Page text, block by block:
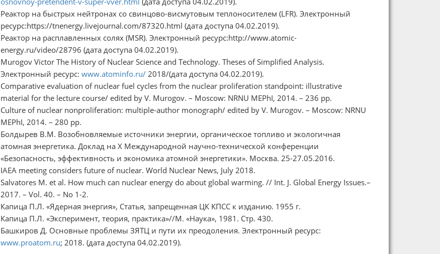
Реактор на быстрых нейтронах со свинцово-висмутовым теплоносителем (LFR). Электронный
ресурс:https://tnenergy.livejournal.com/87320.html (дата доступа 04.02.2019).
Реактор на расплавленных солях (MSR). Электронный ресурс:http://www.atomic-
energy.ru/video/28796 (дата доступа 04.02.2019).
Murogov Victor The History of Nuclear Science and Technology. Theses of Simplified Analysis.
Электронный ресурс: www.atominfo.ru/2018/(дата доступа 04.02.2019).
Comparative evaluation of nuclear fuel cycles from the nuclear proliferation standpoint: illustrative
material for the lecture course/ edited by V. Murogov. – Moscow: NRNU MEPhI, 2014. – 236 pp.
Culture оf nuclear nonproliferation: multiple-author monograph/ edited by V. Murogov. – Moscow: NRNU
MEPhI, 2014. – 280 pp.
Болдырев В.М. Возобновляемые источники энергии, органическое топливо и экологичная
атомная энергетика. Доклад на X Международной научно-технической конференции
«Безопасность, эффективность и экономика атомной энергетики». Москва. 25-27.05.2016.
IAEA meeting considers future of nuclear. World Nuclear News, July 2018.
Salvatores M. et al. How much can nuclear energy do about global warming. // Int. J. Global Energy Issues.–
2017. – Vol. 40. – No 1-2.
Капица П.Л. «Ядерная энергия», Статья, запрещенная ЦК КПСС к изданию. 1955 г.
Капица П.Л. «Эксперимент, теория, практика»//М. «Наука», 1981. Стр. 430.
Башкиров Д. Основные проблемы ЗЯТЦ и пути их преодоления. Электронный ресурс:
www.proatom.ru; 2018. (дата доступа 04.02.2019).